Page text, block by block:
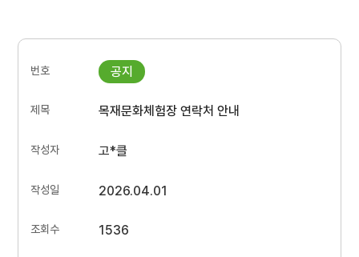
목재문화체험장 연락처 안내
고*클
2026.04.01
1536